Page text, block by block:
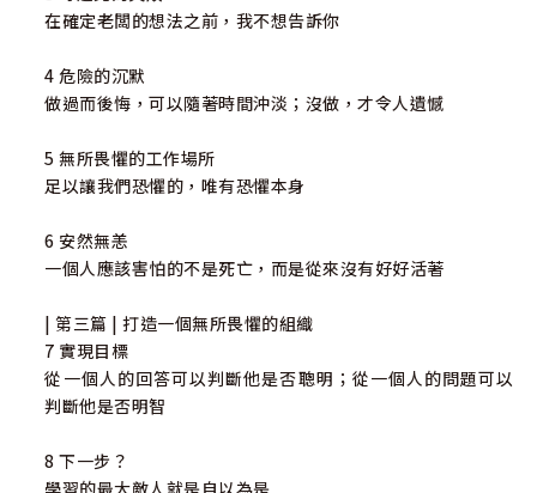
在確定老闆的想法之前，我不想告訴你
4 危險的沉默
做過而後悔，可以隨著時間沖淡；沒做，才令人遺憾
5 無所畏懼的工作場所
足以讓我們恐懼的，唯有恐懼本身
6 安然無恙
一個人應該害怕的不是死亡，而是從來沒有好好活著
| 第三篇 | 打造一個無所畏懼的組織
7 實現目標
從一個人的回答可以判斷他是否聰明；從一個人的問題可以
判斷他是否明智
8 下一步？